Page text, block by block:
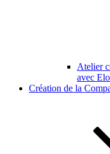
Atelier
avec
Création de la